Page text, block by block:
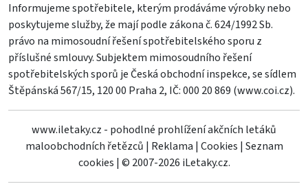
Informujeme spotřebitele, kterým prodáváme výrobky nebo
poskytujeme služby, že mají podle zákona č. 624/1992 Sb.
právo na mimosoudní řešení spotřebitelského sporu z
příslušné smlouvy. Subjektem mimosoudního řešení
spotřebitelských sporů je Česká obchodní inspekce, se sídlem
Štěpánská 567/15, 120 00 Praha 2, IČ: 000 20 869 (www.coi.cz).
www.iletaky.cz - pohodlné prohlížení akčních letáků
maloobchodních řetězců | Reklama | Cookies | Seznam
cookies | © 2007-2026 iLetaky.cz.